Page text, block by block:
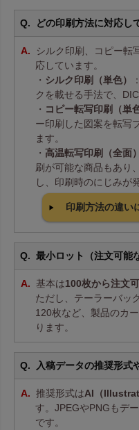
どの印刷方法に対応し
シルク印刷、コピー転
応しています。
・ シルク印刷（単色）
クを載せる手法で、
・ コピー転写印刷（単色
ー印刷した図案を転写
ます。
・ 高温転写印刷（全面）
刷が可能な商品もあり
し、印刷時のにじみが
印刷方法の違い
最小ロット（注文可能
基本は100枚から注文
ただし、テーラーバッ
120枚など、製品のカ
ります。
入稿データの推奨形式
推奨形式はAI（
す。JPEGやPNGもデ
です。